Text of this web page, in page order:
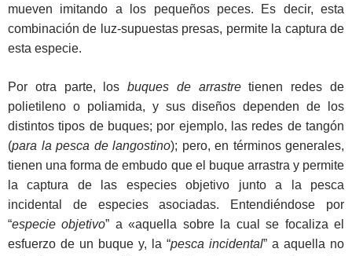
mueven imitando a los pequeños peces. Es decir, esta
combinación de luz-supuestas presas, permite la captura de
esta especie.
Por otra parte, losbuques de arrastretienen redes de
polietileno o poliamida, y sus diseños dependen de los
distintos tipos de buques; por ejemplo, las redes de tangón
(para la pesca de langostino); pero, en términos generales,
tienen una forma de embudo que el buque arrastra y permite
la captura de las especies objetivo junto a la pesca
incidental de especies asociadas. Entendiéndose por
“especie objetivo” a «aquella sobre la cual se focaliza el
esfuerzo de un buque y, la “pesca incidental” a aquella no